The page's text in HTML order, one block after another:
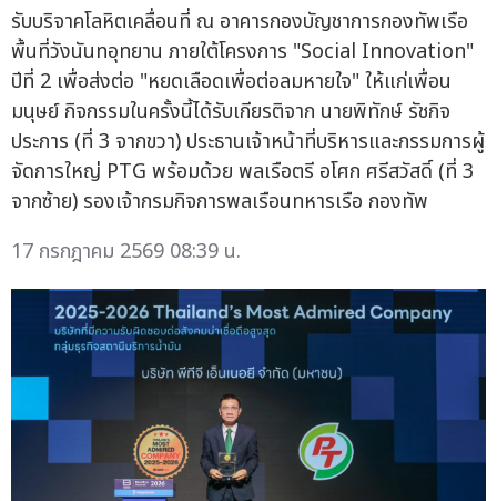
รับบริจาคโลหิตเคลื่อนที่ ณ อาคารกองบัญชาการกองทัพเรือ
พื้นที่วังนันทอุทยาน ภายใต้โครงการ "Social Innovation"
ปีที่ 2 เพื่อส่งต่อ "หยดเลือดเพื่อต่อลมหายใจ" ให้แก่เพื่อน
มนุษย์ กิจกรรมในครั้งนี้ได้รับเกียรติจาก นายพิทักษ์ รัชกิจ
ประการ (ที่ 3 จากขวา) ประธานเจ้าหน้าที่บริหารและกรรมการผู้
จัดการใหญ่ PTG พร้อมด้วย พลเรือตรี อโศก ศรีสวัสดิ์ (ที่ 3
จากซ้าย) รองเจ้ากรมกิจการพลเรือนทหารเรือ กองทัพ
17 กรกฎาคม 2569 08:39 น.